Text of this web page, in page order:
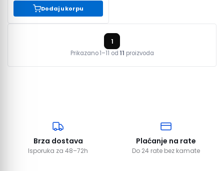
Dodaj u korpu
Prikazano1–11 od 11 proizvoda
1
Brza dostava
Isporuka za 48–72h
Plaćanje na rate
Do 24 rate bez kamate